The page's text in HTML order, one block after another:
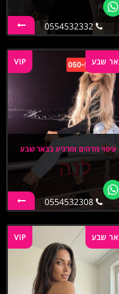
0554532332
VIP שבע
עיסוי מדהים ומרגיע בבאר שבע
0554532308
VIP שבע